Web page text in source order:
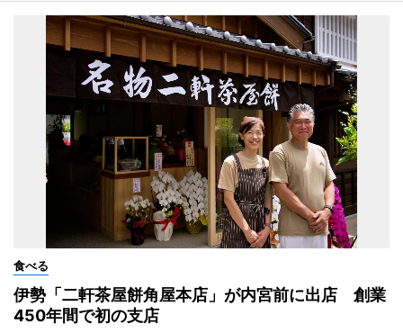
食べる
伊勢「二軒茶屋餅角屋本店」が内宮前に出店 創業
450年間で初の支店